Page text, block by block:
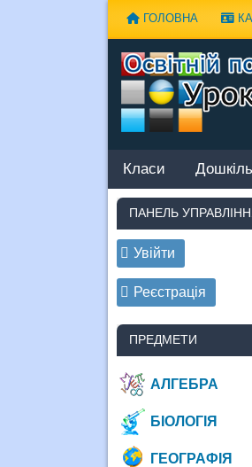
ГОЛОВНА
Класи
ПАНЕЛЬ
Увійти
Реєстрація
ПРЕДМЕТИ
АЛГЕБРА
БІОЛОГІЯ
ГЕОГРАФІЯ